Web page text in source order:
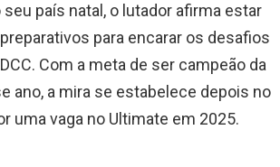
país natal, o lutador afirma estar
para encarar os desafios
Com a meta de ser campeão da
ano, a mira se estabelece depois no
uma vaga no Ultimate em 2025.